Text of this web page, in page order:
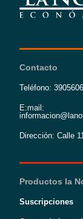
Contacto
Teléfono: 3905606
E:mail:
Dirección: Calle
Productos la
Suscripciones